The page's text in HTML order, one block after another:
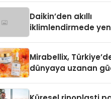
Daikin’den akıllı
iklimlendirmede
Mirabellix,
dünyaya uzanan